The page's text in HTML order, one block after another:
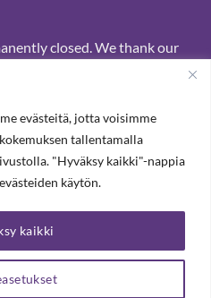
evästeitä, jotta voisimme
tallentamalla
"Hyväksy kaikki"-nappia
käytön.
kaikki
closed. We thank our
welcome you to our Tampere
TO RECEIVE 20%